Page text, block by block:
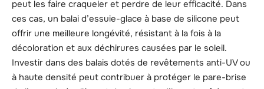
peut les faire craqueler et perdre de leur efficacité. Dans
ces cas, un balai d’essuie-glace à base de silicone peut
offrir une meilleure longévité, résistant à la fois à la
décoloration et aux déchirures causées par le soleil.
Investir dans des balais dotés de revêtements anti-UV ou
à haute densité peut contribuer à protéger le pare-brise